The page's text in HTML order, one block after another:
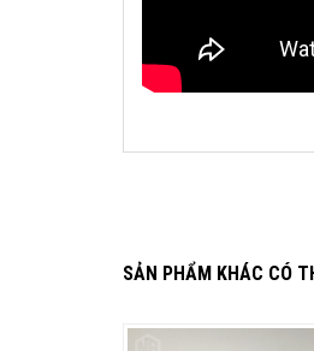
SẢN PHẨM KHÁC CÓ